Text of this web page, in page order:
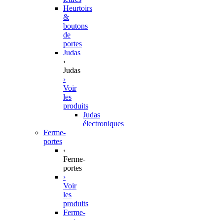
Heurtoirs
&
boutons
de
portes
Judas
‹
Judas
›
Voir
les
produits
Judas
électroniques
Ferme-
portes
‹
Ferme-
portes
›
Voir
les
produits
Ferme-